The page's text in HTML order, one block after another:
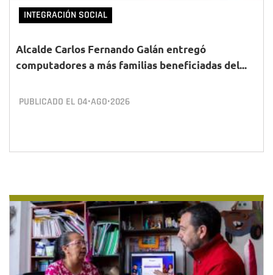
INTEGRACIÓN SOCIAL
Alcalde Carlos Fernando Galán entregó
computadores a más familias beneficiadas del...
PUBLICADO EL 04•AGO•2026